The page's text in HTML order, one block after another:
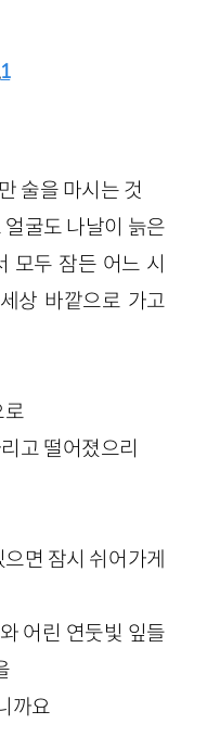
1
술을 마시는 것
굴도 나날이 늙은
모두 잠든 어느 시
상 바깥으로 가고
로
고 떨어졌으리
면 잠시 쉬어가게
어린 연둣빛 잎들
까요